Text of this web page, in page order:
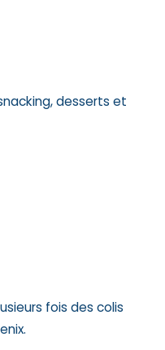
desserts et
fois des colis